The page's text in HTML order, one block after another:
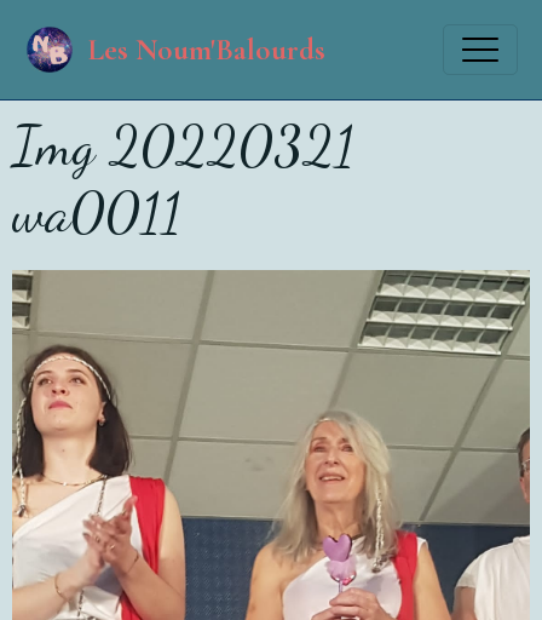
Les Noum'Balourds
Img 20220321
wa0011